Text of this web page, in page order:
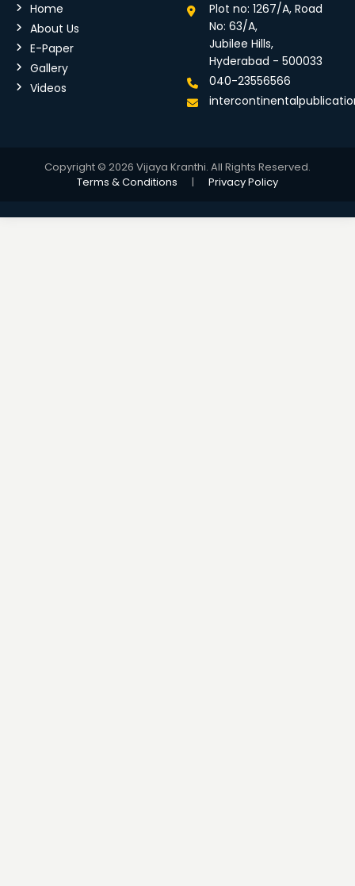
Home
About Us
E-Paper
Gallery
Videos
Plot no: 1267/A, Road
No: 63/A,
Jubilee Hills,
Hyderabad - 500033
040-23556566
Copyright © 2026 Vijaya Kranthi. All Rights Reserved.
Terms & Conditions
| Privacy Policy